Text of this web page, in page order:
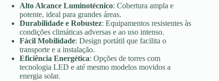
Alto Alcance Luminotécnico: Cobertura ampla e
potente, ideal para grandes áreas.
Durabilidade e Robustez: Equipamentos resistentes às
condições climáticas adversas e ao uso intenso.
Fácil Mobilidade: Design portátil que facilita o
transporte e a instalação.
Eficiência Energética: Opções de torres com
tecnologia LED e até mesmo modelos movidos a
energia solar.